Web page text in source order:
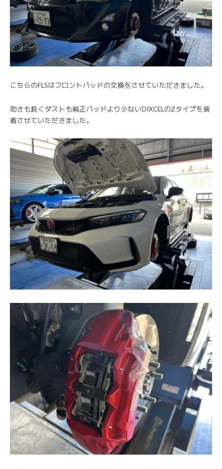
こちらのFL5はフロントパッドの交換をさせていただきました。
効きも良くダストも純正パッドより少ないDIXCELのZタイプを装
着させていただきました。